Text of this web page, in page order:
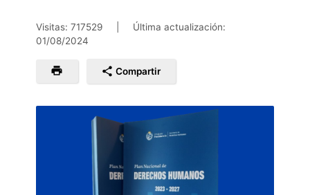
Visitas: 717529
Última actualización:
01/08/2024
Compartir